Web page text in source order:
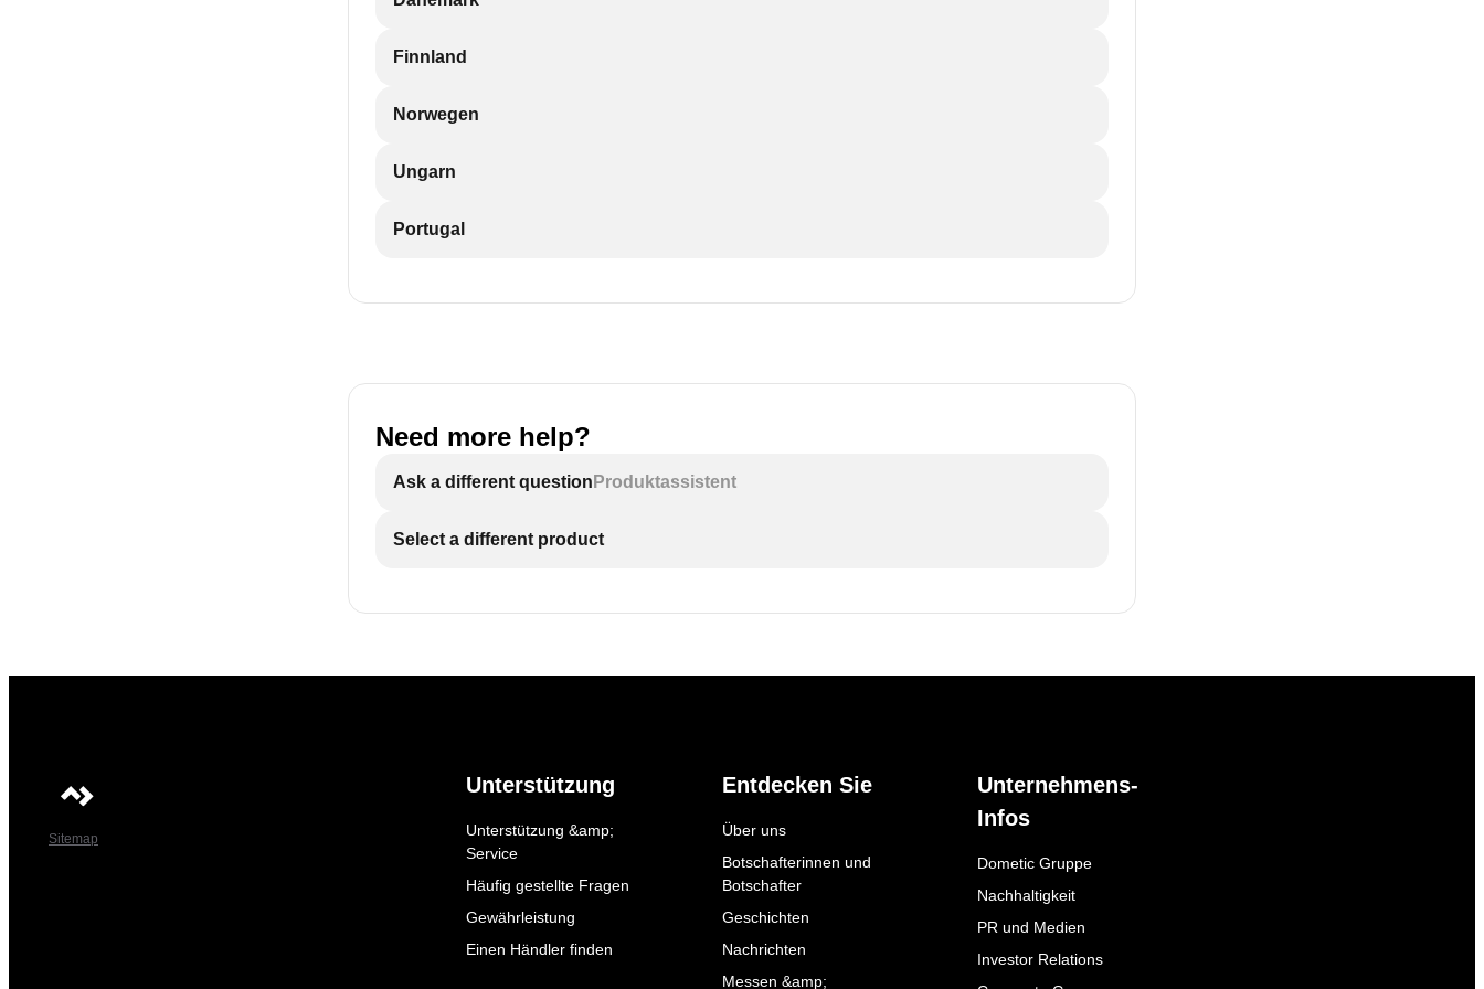
Finnland
Norwegen
Ungarn
Portugal
Need more help?
Ask a different question Produktassistent
Select a different product
Sitemap
Unterstützung
Unterstützung &amp;
Service
Häufig gestellte Fragen
Gewährleistung
Einen Händler finden
Entdecken Sie
Über uns
Botschafterinnen und
Botschafter
Geschichten
Nachrichten
Messen &amp;
Unternehmens-
Infos
Dometic Gruppe
Nachhaltigkeit
PR und Medien
Investor Relations